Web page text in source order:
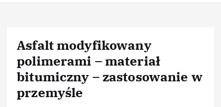
Asfalt modyfikowany
polimerami – materiał
bitumiczny – zastosowanie w
przemyśle